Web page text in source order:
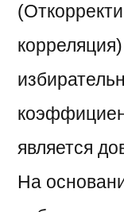
является
На